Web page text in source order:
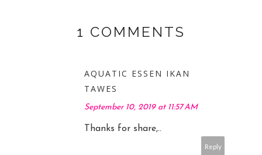
1 COMMENTS
AQUATIC ESSEN IKAN
TAWES
September 10, 2019 at 11:57 AM
Thanks for share,..
Reply